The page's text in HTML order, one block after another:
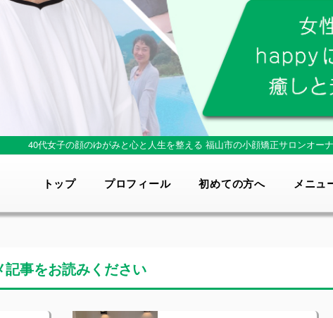
40代女子の顔のゆがみと心と人生を整える 福山市の小顔矯正サロンオー
トップ プロフィール 初めての方へ メニュ
記事をお読みください